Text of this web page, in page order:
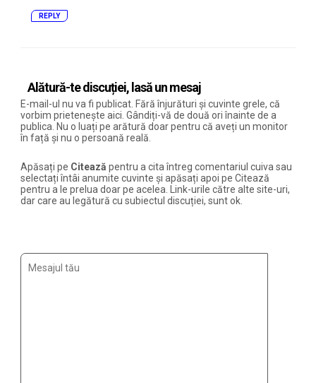
REPLY
Alătură-te discuției, lasă un mesaj
E-mail-ul nu va fi publicat. Fără înjurături și cuvinte grele, că
vorbim prietenește aici. Gândiți-vă de două ori înainte de a
publica. Nu o luați pe arătură doar pentru că aveți un monitor
în față și nu o persoană reală.
Apăsați pe Citează pentru a cita întreg comentariul cuiva sau
selectați întâi anumite cuvinte și apăsați apoi pe Citează
pentru a le prelua doar pe acelea. Link-urile către alte site-uri,
dar care au legătură cu subiectul discuției, sunt ok.